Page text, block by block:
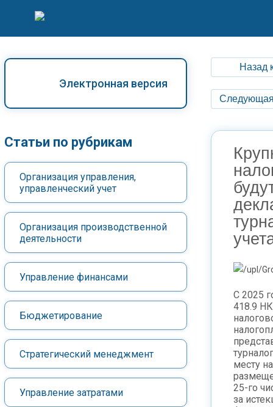
Электронная версия
Статьи по рубрикам
Организация управления,
управленческий учет
Организация производственной
деятельности
Управление финансами
Бюджетирование
Стратегический менеджмент
Управление затратами
Назад
Следующая
С 2025
418.9
месту
25-го
за